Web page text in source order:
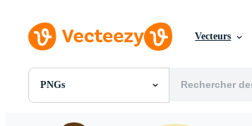
Vecteurs
PNGs
Toutes Images
Photos